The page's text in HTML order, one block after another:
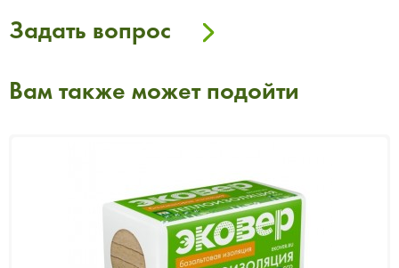
Задать вопрос
Вам также может подойти